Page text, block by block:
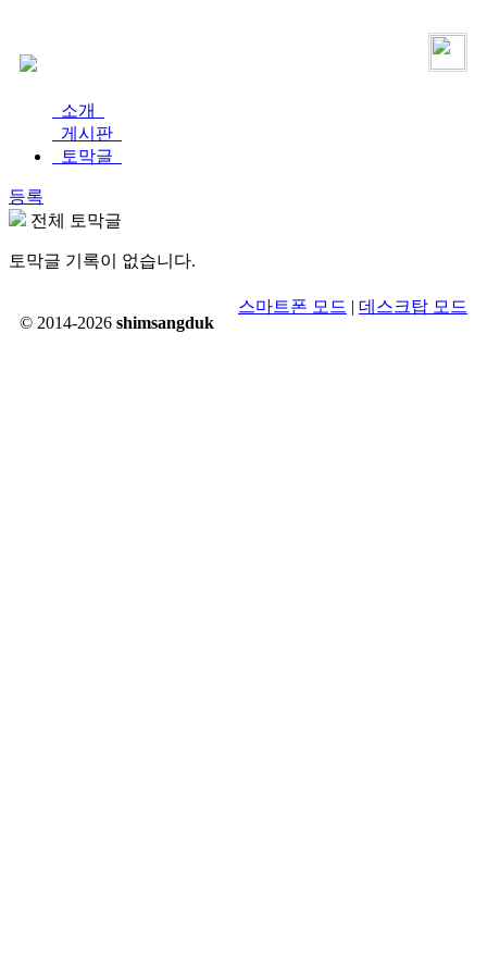
소개
게시판
토막글
등록
전체 토막글
토막글 기록이 없습니다.
© 2014-2026 shimsangduk
스마트폰 모드 | 데스크탑 모드